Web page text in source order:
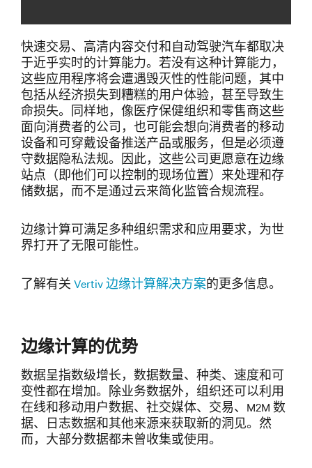
快速交易、高清内容交付和自动驾驶汽车都取决
于近乎实时的计算能力。若没有这种计算能力，
这些应用程序将会遭遇毁灭性的性能问题，其中
包括从经济损失到糟糕的用户体验，甚至导致生
命损失。同样地，像医疗保健组织和零售商这些
面向消费者的公司，也可能会想向消费者的移动
设备和可穿戴设备推送产品或服务，但是必须遵
守数据隐私法规。因此，这些公司更愿意在边缘
站点（即他们可以控制的现场位置）来处理和存
储数据，而不是通过云来简化监管合规流程。
边缘计算可满足多种组织需求和应用要求，为世
界打开了无限可能性。
了解有关 Vertiv 边缘计算解决方案的更多信息。
边缘计算的优势
数据呈指数级增长，数据数量、种类、速度和可
变性都在增加。除业务数据外，组织还可以利用
在线和移动用户数据、社交媒体、交易、M2M 数
据、日志数据和其他来源来获取新的洞见。然
而，大部分数据都未曾收集或使用。